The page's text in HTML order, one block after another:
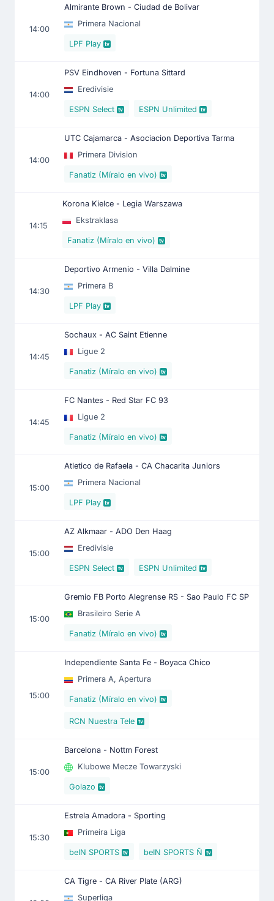
14:00
Almirante Brown - Ciudad de Bolivar
Primera Nacional
LPF Play
14:00
PSV Eindhoven - Fortuna Sittard
Eredivisie
ESPN Select ESPN Unlimited
14:00
UTC Cajamarca - Asociacion Deportiva Tarma
Primera Division
Fanatiz (Míralo en vivo)
14:15
Korona Kielce - Legia Warszawa
Ekstraklasa
Fanatiz (Míralo en vivo)
14:30
Deportivo Armenio - Villa Dalmine
Primera B
LPF Play
14:45
Sochaux - AC Saint Etienne
Ligue 2
Fanatiz (Míralo en vivo)
14:45
FC Nantes - Red Star FC 93
Ligue 2
Fanatiz (Míralo en vivo)
15:00
Atletico de Rafaela - CA Chacarita Juniors
Primera Nacional
LPF Play
15:00
AZ Alkmaar - ADO Den Haag
Eredivisie
ESPN Select ESPN Unlimited
15:00
Gremio FB Porto Alegrense RS - Sao Paulo FC SP
Brasileiro Serie A
Fanatiz (Míralo en vivo)
15:00
Independiente Santa Fe - Boyaca Chico
Primera A, Apertura
Fanatiz (Míralo en vivo)
RCN Nuestra Tele
15:00
Barcelona - Nottm Forest
Klubowe Mecze Towarzyski
Golazo
15:30
Estrela Amadora - Sporting
Primeira Liga
beIN SPORTS beIN SPORTS Ñ
CA Tigre - CA River Plate (ARG)
Superliga